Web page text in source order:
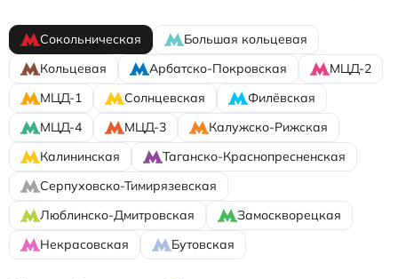
Сокольническая
Большая кольцевая
Кольцевая
Арбатско-Покровская
МЦД-2
МЦД-1
Солнцевская
Филёвская
МЦД-4
МЦД-3
Калужско-Рижская
Калининская
Таганско-Краснопресненская
Серпуховско-Тимирязевская
Люблинско-Дмитровская
Замоскворецкая
Некрасовская
Бутовская